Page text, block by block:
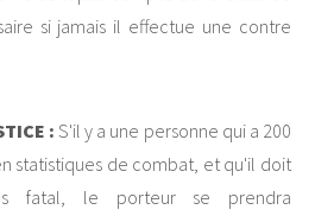
si jamais il effectue une contre
: S'il y a une personne qui a 200
statistiques de combat, et qu'il doit
fatal, le porteur se prendra